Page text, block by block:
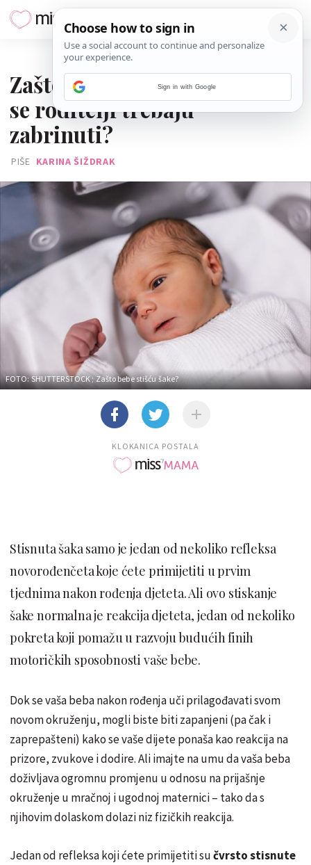
Zašto bebe stišću šake i kada
se roditelji trebaju
zabrinuti?
PIŠE KARINA ŠIŽDRAK
FOTO: SHUTTERSTOCK; Zašto bebe stišću šake?
KLOKANICA POSTALA
Stisnuta šaka samo je jedan od nekoliko refleksa
novorođenčeta koje ćete primijetiti u prvim
tjednima nakon rođenja djeteta. Ali ovo stiskanje
šake normalna je reakcija djeteta, jedan od nekoliko
pokreta koji pomažu u razvoju budućih finih
motoričkih sposobnosti vaše bebe.
Dok se vaša beba nakon rođenja uči prilagođavati svom
novom okruženju, mogli biste biti zapanjeni (pa čak i
zaprepašteni) kako se vaše dijete ponaša kao reakcija na
prizore, zvukove i dodire. Ali imajte na umu da vaša beba
doživljava ogromnu promjenu u odnosu na prijašnje
okruženje u mračnoj i ugodnoj maternici – tako da s
njihovim dolaskom dolazi niz fizičkih reakcija.
Jedan od refleksa koji ćete primijetiti sučvrsto stisnute
Sign in with Google